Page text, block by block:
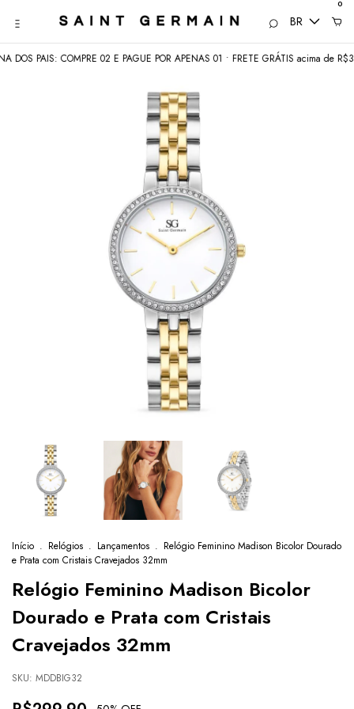
BR
0
PAIS: COMPRE 02 E PAGUE POR APENAS 01 • FRETE GRÁTIS acima de R$350
Início . Relógios . Lançamentos . Relógio Feminino Madison Bicolor Dourado
e Prata com Cristais Cravejados 32mm
Relógio Feminino Madison Bicolor
Dourado e Prata com Cristais
Cravejados 32mm
SKU: MDDBIG32